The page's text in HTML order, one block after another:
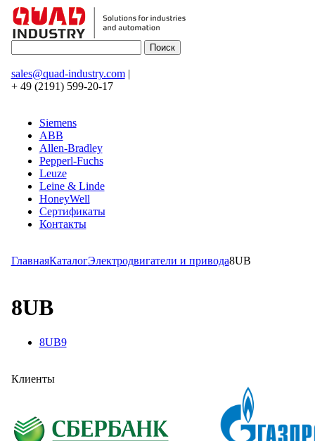
sales@quad-industry.com|
+ 49 (2191) 599-20-17
Siemens
ABB
Allen-Bradley
Pepperl-Fuchs
Leuze
Leine & Linde
HoneyWell
Сертификаты
Контакты
ГлавнаяКаталогЭлектродвигатели и привода8UB
8UB
8UB9
Клиенты